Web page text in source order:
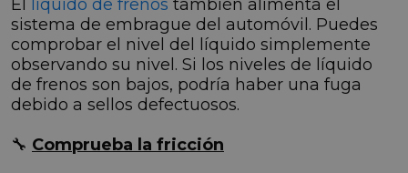
El líquido de frenos también alimenta el
sistema de embrague del automóvil. Puedes
comprobar el nivel del líquido simplemente
observando su nivel. Si los niveles de líquido
de frenos son bajos, podría haber una fuga
debido a sellos defectuosos.
🔧 Comprueba la fricción